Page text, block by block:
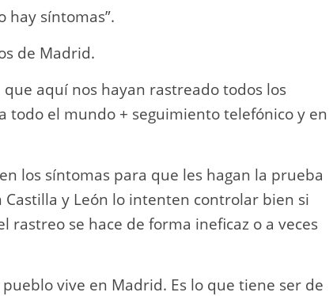
hay síntomas”.
de Madrid.
aquí nos hayan rastreado todos los
todo el mundo + seguimiento telefónico y en
los síntomas para que les hagan la prueba
y León lo intenten controlar bien si
se hace de forma ineficaz o a veces
vive en Madrid. Es lo que tiene ser de